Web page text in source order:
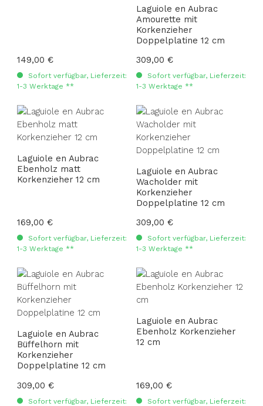
Regulärer Preis:
149,00 €
Sofort verfügbar, Lieferzeit:
1-3 Werktage **
Laguiole en Aubrac
Amourette mit
Korkenzieher
Doppelplatine 12 cm
Regulärer Preis:
309,00 €
Sofort verfügbar, Lieferzeit:
1-3 Werktage **
Laguiole en Aubrac
Ebenholz matt
Korkenzieher 12 cm
Regulärer Preis:
169,00 €
Sofort verfügbar, Lieferzeit:
1-3 Werktage **
Laguiole en Aubrac
Wacholder mit
Korkenzieher
Doppelplatine 12 cm
Regulärer Preis:
309,00 €
Sofort verfügbar, Lieferzeit:
1-3 Werktage **
Laguiole en Aubrac
Büffelhorn mit
Korkenzieher
Doppelplatine 12 cm
Regulärer Preis:
309,00 €
Sofort verfügbar, Lieferzeit:
Laguiole en Aubrac
Ebenholz Korkenzieher
12 cm
Regulärer Preis:
169,00 €
Sofort verfügbar, Lieferzeit: